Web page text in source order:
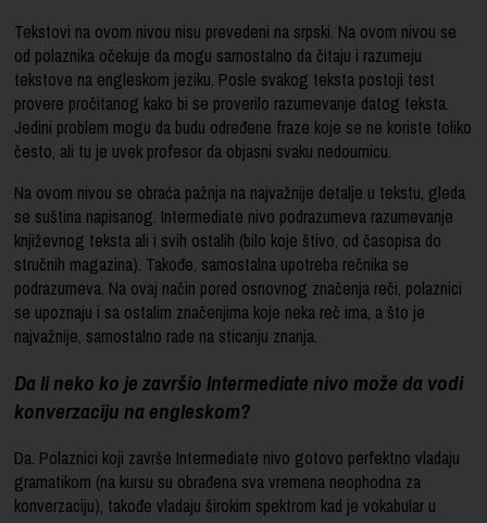
Tekstovi na ovom nivou nisu prevedeni na srpski. Na ovom nivou se
od polaznika očekuje da mogu samostalno da čitaju i razumeju
tekstove na engleskom jeziku. Posle svakog teksta postoji test
provere pročitanog kako bi se proverilo razumevanje datog teksta.
Jedini problem mogu da budu određene fraze koje se ne koriste toliko
često, ali tu je uvek profesor da objasni svaku nedoumicu.
Na ovom nivou se obraća pažnja na najvažnije detalje u tekstu, gleda
se suština napisanog. Intermediate nivo podrazumeva razumevanje
književnog teksta ali i svih ostalih (bilo koje štivo, od časopisa do
stručnih magazina). Takođe, samostalna upotreba rečnika se
podrazumeva. Na ovaj način pored osnovnog značenja reči, polaznici
se upoznaju i sa ostalim značenjima koje neka reč ima, a što je
najvažnije, samostalno rade na sticanju znanja.
Da li neko ko je završio Intermediate nivo može da vodi
konverzaciju na engleskom?
Da. Polaznici koji završe Intermediate nivo gotovo perfektno vladaju
gramatikom (na kursu su obrađena sva vremena neophodna za
konverzaciju), takođe vladaju širokim spektrom kad je vokabular u